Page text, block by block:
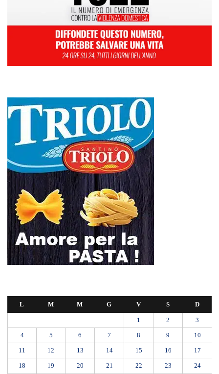
L M M G V S D
1 2 3
4 5 6 7 8 9 10
11 12 13 14 15 16 17
18 19 20 21 22 23 24